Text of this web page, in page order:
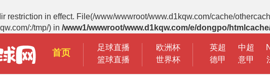
restriction in effect. File(/www/wwwroot/www.d1kqw.com/cache/
:/tmp/) in /www1/wwwroot/www.d1kqw.com/e/dongpo/
首页
足球直播
篮球直播
欧洲杯
世界杯
英超 中超
德甲
意甲